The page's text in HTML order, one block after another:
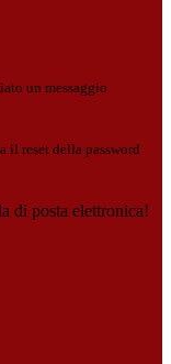
un messaggio
il reset della password
di posta elettronica!